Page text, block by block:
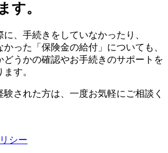
す。
、手続きをしていなかったり、
った「保険金の給付」についても、
どうかの確認やお手続きのサポートを
す。
された方は、一度お気軽にご相談く
シー